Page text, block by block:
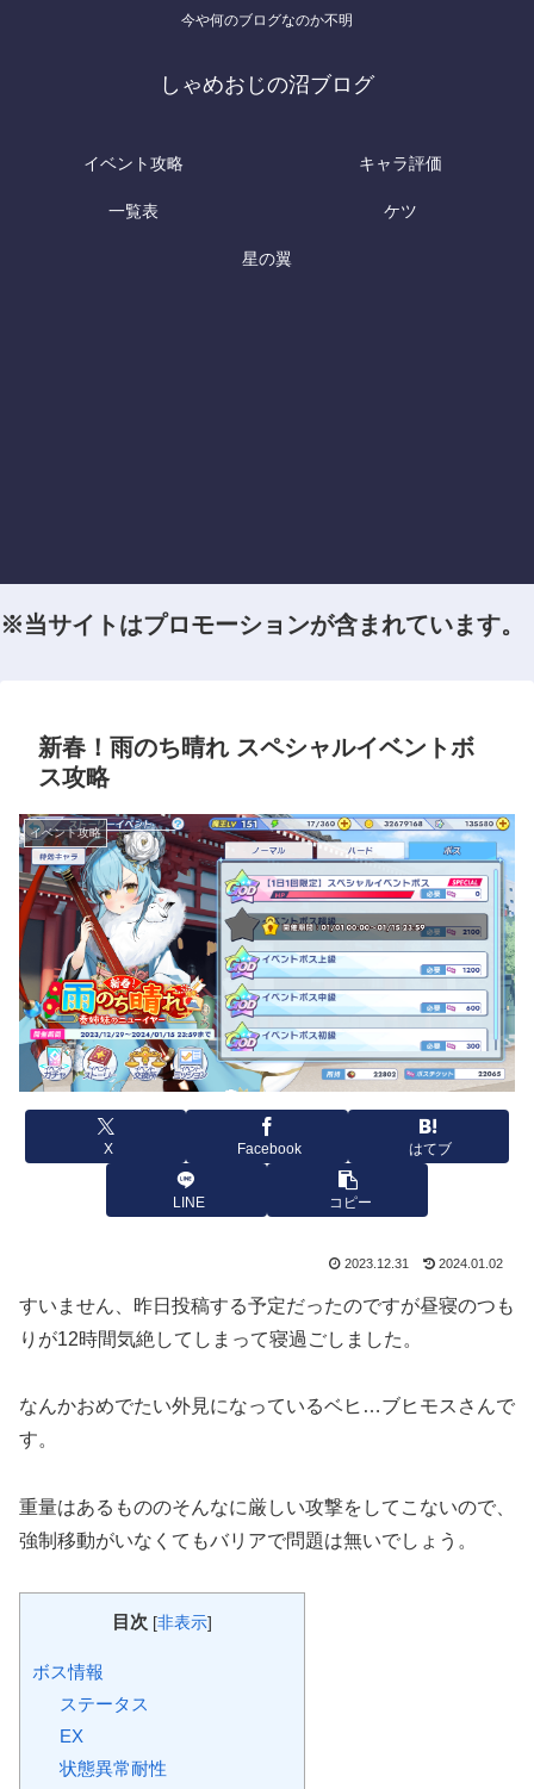
今や何のブログなのか不明
しゃめおじの沼ブログ
イベント攻略 キャラ評価
一覧表 ケツ
星の翼
※当サイトはプロモーションが含まれています。
新春！雨のち晴れ スペシャルイベントボ
ス攻略
イベント攻略
X Facebook はてブ
LINE コピー
2023.12.31 2024.01.02
すいません、昨日投稿する予定だったのですが昼寝のつも
りが12時間気絶してしまって寝過ごしました。
なんかおめでたい外見になっているベヒ…ブヒモスさんで
す。
重量はあるもののそんなに厳しい攻撃をしてこないので、
強制移動がいなくてもバリアで問題は無いでしょう。
目次 [非表示]
ボス情報
ステータス
EX
状態異常耐性